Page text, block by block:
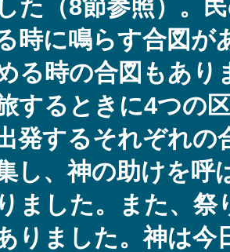
た（8節参照）。
時に鳴らす合図が
る時の合図もあり
するときに4つの
発するそれぞれの
し、神の助けを呼
ました。また、祭
りました。神は今